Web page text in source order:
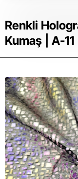
Renkli
Kumaş | A-11